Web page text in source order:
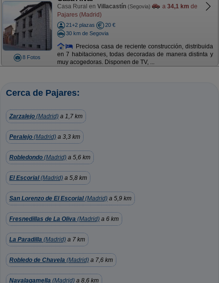
8 Fotos
Casa Rural en Villacastín (Segovia) a 34,1 km de
Pajares (Madrid)
21+2 plazas
20 €
30 km de Segovia
Preciosa casa de reciente construcción, distribuida
en 7 habitaciones, todas decoradas de manera distinta y
muy acogedoras. Disponen de TV, ...
Cerca de Pajares:
Zarzalejo (Madrid) a 1,7 km
Peralejo (Madrid) a 3,3 km
Robledondo (Madrid) a 5,6 km
El Escorial(Madrid) a 5,8 km
San Lorenzo de El Escorial(Madrid) a 5,9 km
Fresnedillas de La Oliva (Madrid) a 6 km
La Paradilla (Madrid) a 7 km
Robledo de Chavela (Madrid) a 7,6 km
Navalagamella (Madrid) a 8,6 km